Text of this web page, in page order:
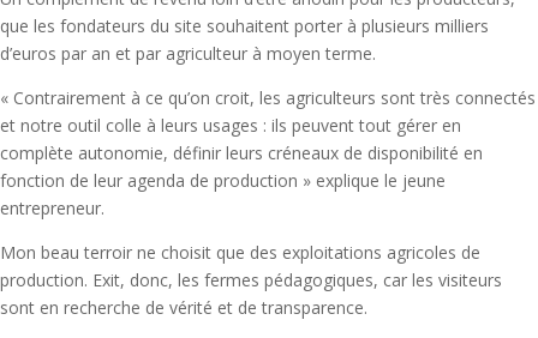
que les fondateurs du site souhaitent porter à plusieurs milliers
d’euros par an et par agriculteur à moyen terme.
« Contrairement à ce qu’on croit, les agriculteurs sont très connectés
et notre outil colle à leurs usages : ils peuvent tout gérer en
complète autonomie, définir leurs créneaux de disponibilité en
fonction de leur agenda de production » explique le jeune
entrepreneur.
Mon beau terroir ne choisit que des exploitations agricoles de
production. Exit, donc, les fermes pédagogiques, car les visiteurs
sont en recherche de vérité et de transparence.